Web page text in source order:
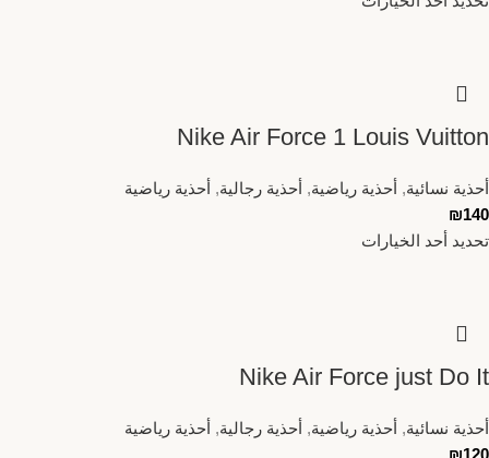
Nike Air Force 1 Louis Vuitton
أحذية نسائية, أحذية رياضية, أحذية رجالية, أحذية رياضية
₪140
تحديد أحد الخيارات
Nike Air Force just Do It
أحذية نسائية, أحذية رياضية, أحذية رجالية, أحذية رياضية
₪120